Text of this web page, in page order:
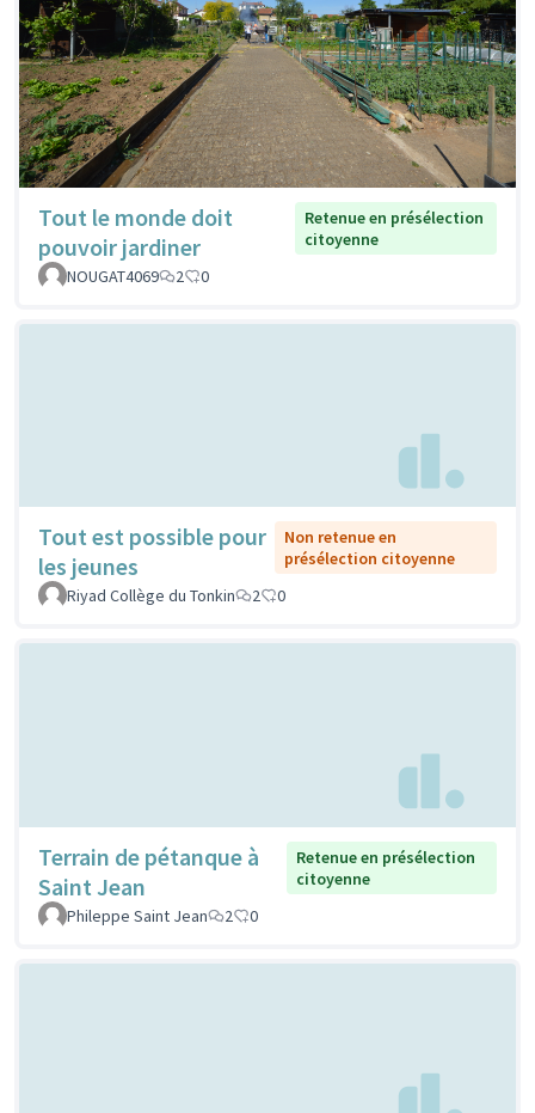
Tout le monde doit
pouvoir jardiner
Retenue en présélection
citoyenne
NOUGAT4069
2 0
Tout est possible pour
les jeunes
Non retenue en
présélection citoyenne
Riyad Collège du Tonkin
2 0
Terrain de pétanque à
Saint Jean
Retenue en présélection
citoyenne
Phileppe Saint Jean
2 0